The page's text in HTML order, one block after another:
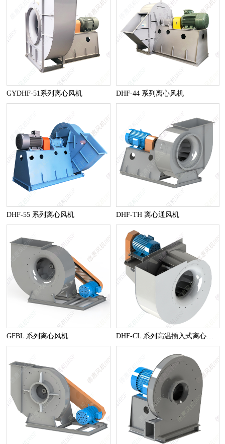
GYDHF-51系列离心风机 DHF-44 系列离心风机
DHF-55 系列离心风机 DHF-TH 离心通风机
GFBL 系列离心风机 DHF-CL 系列高温插入式离心风机